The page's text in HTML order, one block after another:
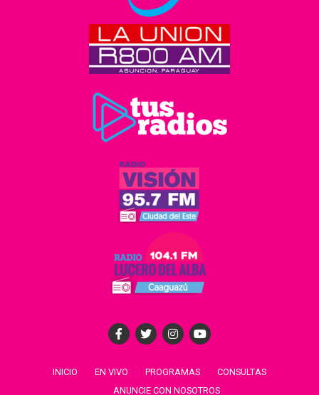
INICIO EN VIVO PROGRAMAS
CONSULTAS
ANUNCIE CON NOSOTROS